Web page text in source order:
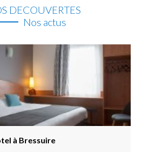
DECOUVERTES
Nos actus
à Bressuire